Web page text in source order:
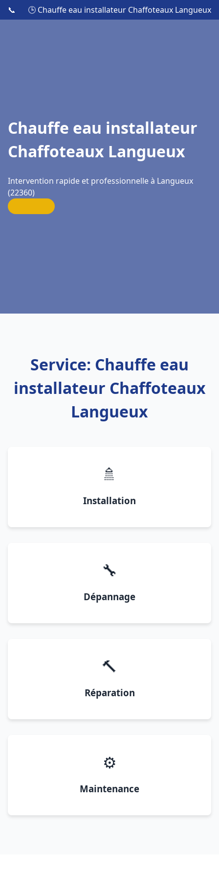
📞 🕒 Chauffe eau installateur Chaffoteaux Langueux
Chauffe eau installateur
Chaffoteaux Langueux
Intervention rapide et professionnelle à Langueux
(22360)
Service: Chauffe eau
installateur Chaffoteaux
Langueux
🚿
Installation
🔧
Dépannage
🔨
Réparation
⚙️
Maintenance